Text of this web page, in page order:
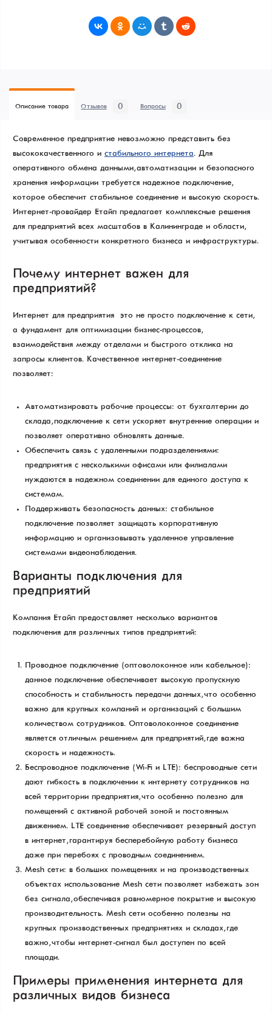
Описание товара Отзывов 0 Вопросы 0
Современное предприятие невозможно представить без
высококачественного и стабильного интернета. Для
оперативного обмена данными, автоматизации и безопасного
хранения информации требуется надежное подключение,
которое обеспечит стабильное соединение и высокую скорость.
Интернет-провайдер Етайп предлагает комплексные решения
для предприятий всех масштабов в Калининграде и области,
учитывая особенности конкретного бизнеса и инфраструктуры.
Почему интернет важен для
предприятий?
Интернет для предприятия — это не просто подключение к сети,
а фундамент для оптимизации бизнес-процессов,
взаимодействия между отделами и быстрого отклика на
запросы клиентов. Качественное интернет-соединение
позволяет:
Автоматизировать рабочие процессы: от бухгалтерии до
склада, подключение к сети ускоряет внутренние операции и
позволяет оперативно обновлять данные.
Обеспечить связь с удаленными подразделениями:
предприятия с несколькими офисами или филиалами
нуждаются в надежном соединении для единого доступа к
системам.
Поддерживать безопасность данных: стабильное
подключение позволяет защищать корпоративную
информацию и организовывать удаленное управление
системами видеонаблюдения.
Варианты подключения для
предприятий
Компания Етайп предоставляет несколько вариантов
подключения для различных типов предприятий:
Проводное подключение (оптоволоконное или кабельное):
данное подключение обеспечивает высокую пропускную
способность и стабильность передачи данных, что особенно
важно для крупных компаний и организаций с большим
количеством сотрудников. Оптоволоконное соединение
является отличным решением для предприятий, где важна
скорость и надежность.
Беспроводное подключение (Wi-Fi и LTE): беспроводные сети
дают гибкость в подключении к интернету сотрудников на
всей территории предприятия, что особенно полезно для
помещений с активной рабочей зоной и постоянным
движением. LTE соединение обеспечивает резервный доступ
в интернет, гарантируя бесперебойную работу бизнеса
даже при перебоях с проводным соединением.
Mesh сети: в больших помещениях и на производственных
объектах использование Mesh сети позволяет избежать зон
без сигнала, обеспечивая равномерное покрытие и высокую
производительность. Mesh сети особенно полезны на
крупных производственных предприятиях и складах, где
важно, чтобы интернет-сигнал был доступен по всей
площади.
Примеры применения интернета для
различных видов бизнеса